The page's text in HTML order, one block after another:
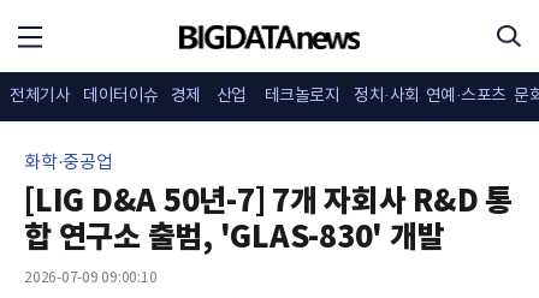
전체기사 데이터이슈 경제 산업 테크놀로지 정치·사회 연예·스포츠 문
화학·중공업
[LIG D&A 50년-7] 7개 자회사 R&D 통
합 연구소 출범, 'GLAS-830' 개발
2026-07-09 09:00:10